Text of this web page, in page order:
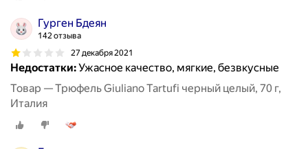
Гурген Бдеян
142 отзыва
27 декабря 2021
Недостатки:Ужасное качество, мягкие, безвкусные
Товар — Трюфель Giuliano Tartufi черный целый, 70 г,
Италия